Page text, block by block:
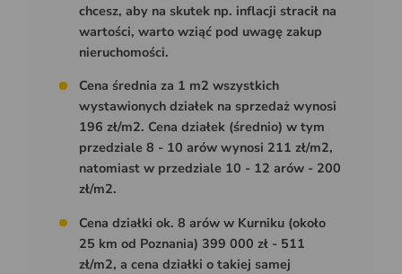
chcesz, aby na skutek np. inflacji stracił na
wartości, warto wziąć pod uwagę zakup
nieruchomości.
Cena średnia za 1 m2 wszystkich
wystawionych działek na sprzedaż wynosi
196 zł/m2. Cena działek (średnio) w tym
przedziale 8 - 10 arów wynosi 211 zł/m2,
natomiast w przedziale 10 - 12 arów - 200
zł/m2.
Cena działki ok. 8 arów w Kurniku (około
25 km od Poznania) 399 000 zł - 511
zł/m2, a cena działki o takiej samej